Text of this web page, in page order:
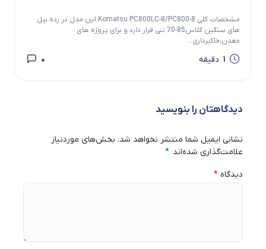
مشخصات کلی Komatsu PC800LC-8/PC800-8 این مدل در رده بیل
های سنگین کلاس85-70 تنی قرار دارد و برای پروژه های
معدن;خاکبرداری...
1 دقیقه 0
دیدگاهتان را بنویسید
نشانی ایمیل شما منتشر نخواهد شد. بخش‌های موردنیاز
علامت‌گذاری شده‌اند *
دیدگاه *